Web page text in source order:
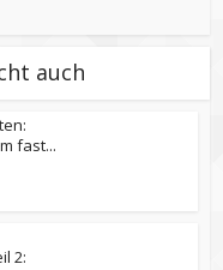
auch
fast...
2: